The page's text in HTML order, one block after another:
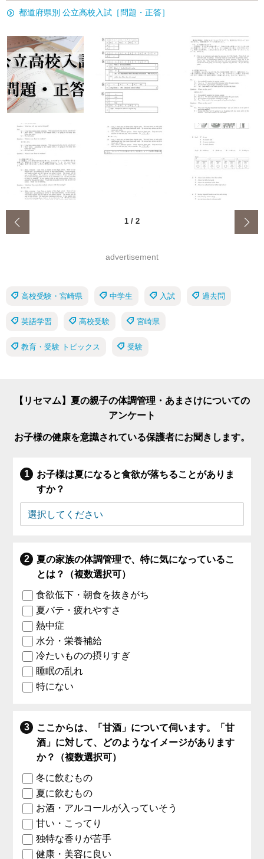
都道府県別 公立高校入試［問題・正答］
1 / 2
advertisement
高校受験・宮崎県 中学生 入試 過去問
英語学習 高校受験 宮崎県
教育・受験 トピックス 受験
【リセマム】夏の親子の体調管理・あまさけについての
アンケート
お子様の健康を意識されている保護者にお聞きします。
お子様は夏になると食欲が落ちることがありま
すか？
夏の家族の体調管理で、特に気になっているこ
とは？（複数選択可）
食欲低下・朝食を抜きがち
夏バテ・疲れやすさ
熱中症
水分・栄養補給
冷たいものの摂りすぎ
睡眠の乱れ
特にない
ここからは、「甘酒」について伺います。「甘
酒」に対して、どのようなイメージがあります
か？（複数選択可）
冬に飲むもの
夏に飲むもの
お酒・アルコールが入っていそう
甘い・こってり
独特な香りが苦手
健康・美容に良い